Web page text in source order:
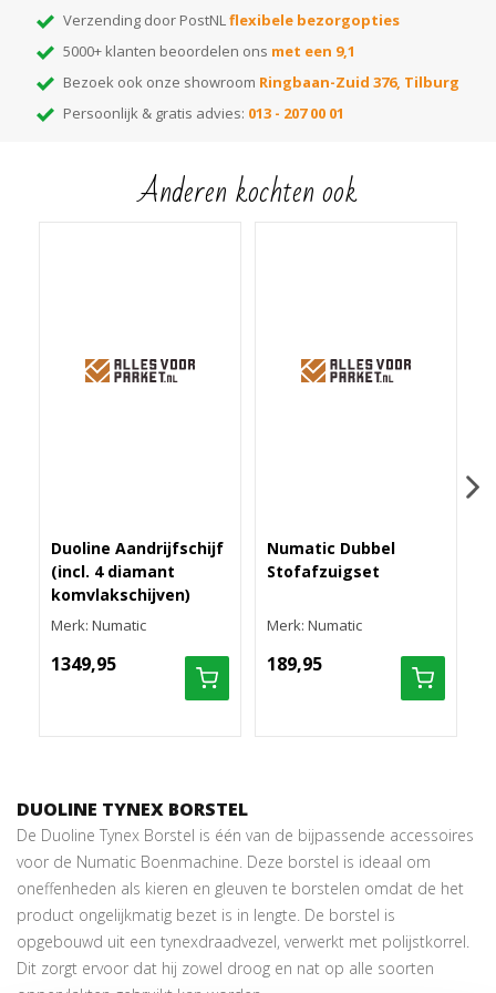
Scroll naar beneden voor meer info!
Verzending door PostNLflexibele bezorgopties
5000+ klanten beoordelen ons met een 9,1
Bezoek ook onze showroom Ringbaan-Zuid 376, Tilburg
Persoonlijk & gratis advies: 013 - 207 00 01
Anderen kochten ook
Duoline Aandrijfschijf
(incl. 4 diamant
komvlakschijven)
Merk: Numatic
1349,95
Numatic Dubbel
Stofafzuigset
Merk: Numatic
189,95
DUOLINE TYNEX BORSTEL
De Duoline Tynex Borstel is één van de bijpassende accessoires
voor de Numatic Boenmachine. Deze borstel is ideaal om
oneffenheden als kieren en gleuven te borstelen omdat de het
product ongelijkmatig bezet is in lengte. De borstel is
opgebouwd uit een tynexdraadvezel, verwerkt met polijstkorrel.
Dit zorgt ervoor dat hij zowel droog en nat op alle soorten